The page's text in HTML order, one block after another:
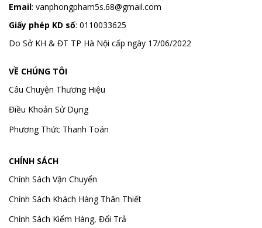
Email: vanphongpham5s.68@gmail.com
Giấy phép KD số: 0110033625
Do Sở KH & ĐT TP Hà Nội cấp ngày 17/06/2022
VỀ CHÚNG TÔI
Câu Chuyện Thương Hiệu
Điều Khoản Sử Dụng
Phương Thức Thanh Toán
CHÍNH SÁCH
Chính Sách Vận Chuyển
Chính Sách Khách Hàng Thân Thiết
Chính Sách Kiểm Hàng, Đổi Trả